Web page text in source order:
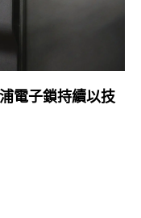
電子鎖持續以技